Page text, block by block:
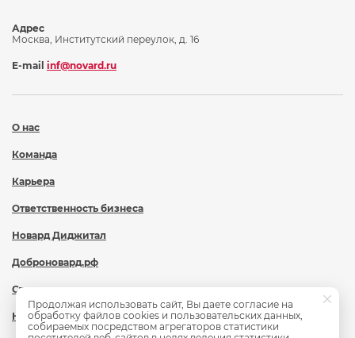
О нас
Команда
Карьера
Ответственность бизнеса
Новард Диджитал
Доброновард.рф
Статьи
Новости
Адрес
Москва, Институтский переулок, д. 16
E-mail inf@novard.ru
Продолжая использовать сайт, Вы даете согласие на
обработку файлов cookies и пользовательских данных,
собираемых посредством агрегаторов статистики